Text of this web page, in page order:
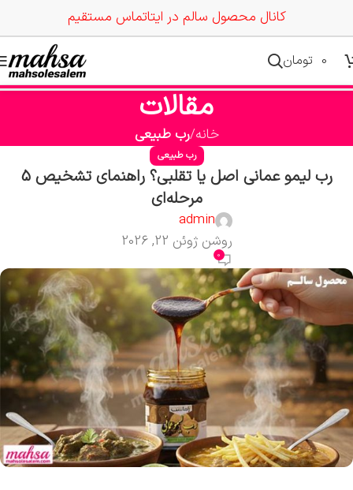
کانال محصول سالم در ایتاتماس مستقیم
0 تومان
مقالات
خانه رب طبیعی
رب طبیعی
رب لیمو عمانی اصل یا تقلبی؟ راهنمای تشخیص 5
مرحله‌ای
admin
روشن ژوئن 22, 2026
0